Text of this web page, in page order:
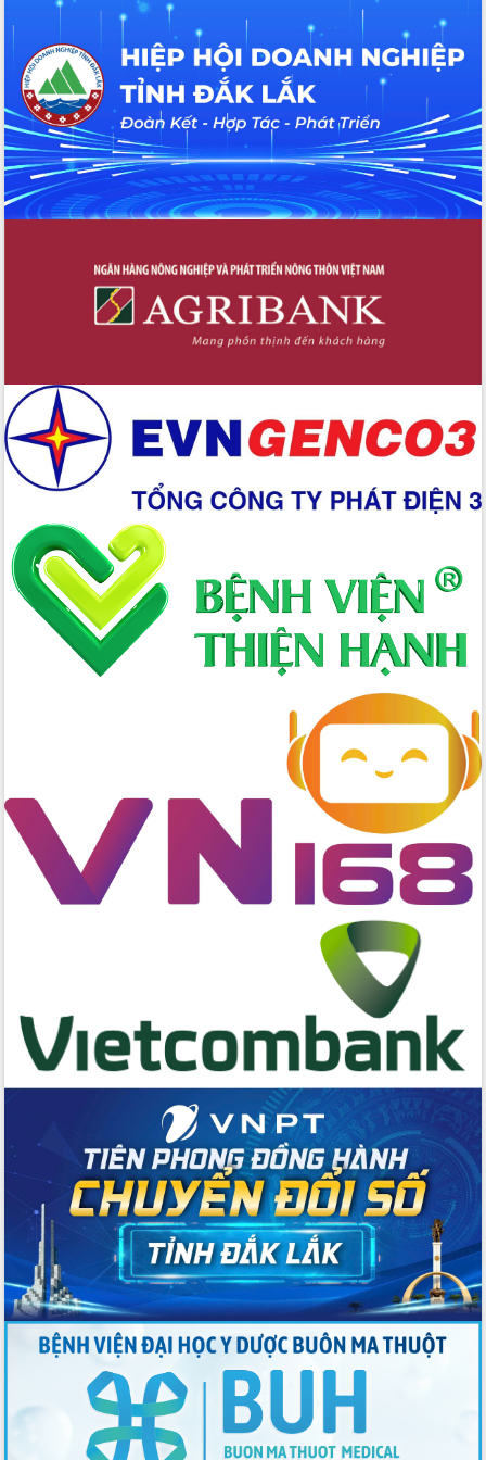
Tập huấn nâng cao năng lực triển khai
chuyển đổi số cho cán bộ, công chức
cấp xã
Đắk Lắk phát động hưởng ứng Ngày
Quyền của người tiêu dùng Việt Nam
2026
Đẩy mạnh cải cách hành chính, quyết
tâm đạt được mục tiêu tăng trưởng
hai con số trong năm 2026
Phó Bí thư Tỉnh ủy Đắk Lắk Đỗ Hữu
Huy giữ chức Bí thư Đảng ủy Ủy Ban
Nhân dân tỉnh
Bệnh án điện tử thúc đẩy chuyển đổi
Chuyển đổi số thư viện: Mở rộng
không gian tri thức trong thời đại số
Đánh giá, rút kinh nghiệm công tác tổ
chức diễn tập trước ngày bầu cử
Chương trình “Gặp gỡ hữu nghị –
Friendship Meeting New Year 2026”
Bầu cử Quốc hội và HĐND: Cử tri Đắk
Lắk gửi gắm niềm tin, kỳ vọng vào lá
phiếu
Đắk Lắk sẵn sàng các điều kiện cho
Ngày hội bầu cử đại biểu Quốc hội
khóa XVI và HĐND các cấp nhiệm kỳ
kiểm tra, chỉ đạo hoàn thành các dự
án cao tốc và thăm khu tái định cư tại
Đắk Lắk
Sôi nổi Hội đua ngựa truyền thống Gò
Thì Thùng mừng Xuân Bính Ngọ 2026
UBND tỉnh Đắk Lắk triển khai công tác
quốc phòng, quân sự địa phương năm
2026
Đắk Lắk tập trung toàn lực khắc phục
tồn tại IUU, sẵn sàng làm việc với
Chủ tịch UBND tỉnh Tạ Anh Tuấn thăm,
chúc mừng các bệnh viện nhân Ngày
Thầy thuốc Việt Nam
Rộn ràng lễ hội truyền thống Sông
nước Đà Nông lần thứ I năm 2026
Kỳ họp Chuyên đề lần thứ Năm, HĐND
tỉnh Đắk Lắk thông qua các nghị quyết
quan trọng
Thống nhất danh sách giới thiệu ứng
cử đại biểu Quốc hội khoá XVI và đại
biểu HĐND tỉnh Đắk Lắk, nhiệm kỳ
2026-2031
Phát động hai phong trào thi đua quan